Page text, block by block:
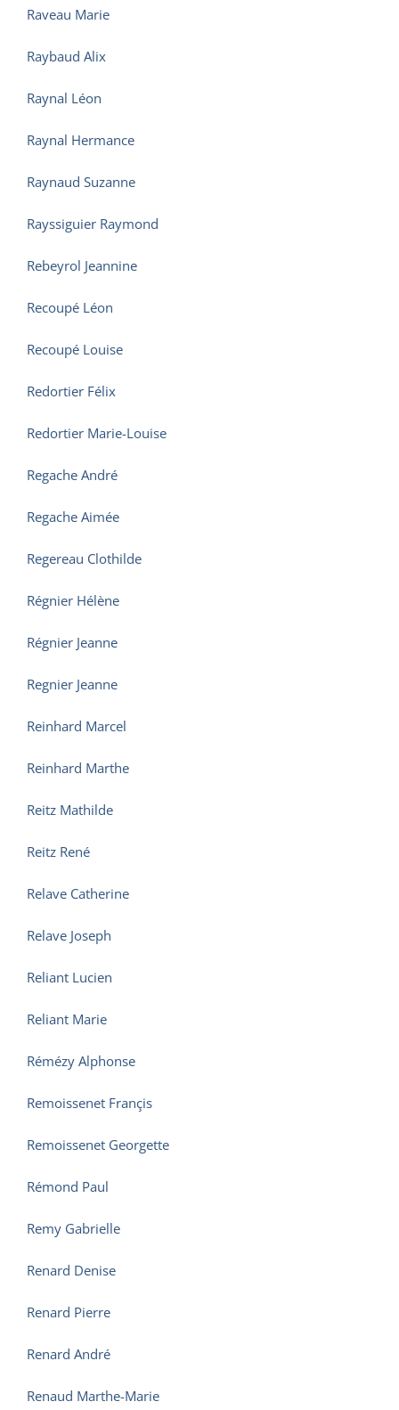
Raveau Marie
Raybaud Alix
Raynal Léon
Raynal Hermance
Raynaud Suzanne
Rayssiguier Raymond
Rebeyrol Jeannine
Recoupé Léon
Recoupé Louise
Redortier Félix
Redortier Marie-Louise
Regache André
Regache Aimée
Regereau Clothilde
Régnier Hélène
Régnier Jeanne
Regnier Jeanne
Reinhard Marcel
Reinhard Marthe
Reitz Mathilde
Reitz René
Relave Catherine
Relave Joseph
Reliant Lucien
Reliant Marie
Rémézy Alphonse
Remoissenet Françis
Remoissenet Georgette
Rémond Paul
Remy Gabrielle
Renard Denise
Renard Pierre
Renard André
Renaud Marthe-Marie